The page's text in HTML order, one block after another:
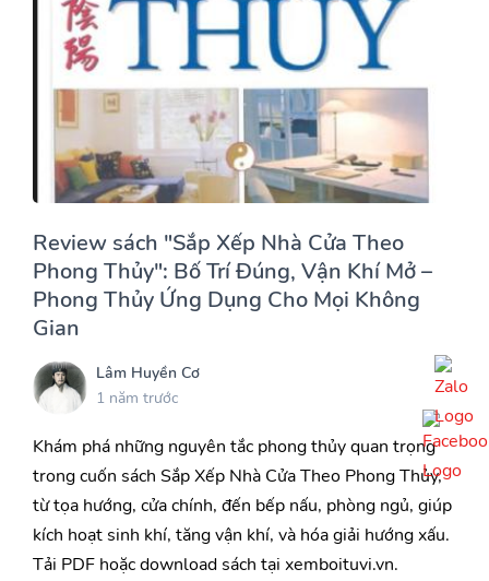
Review sách "Sắp Xếp Nhà Cửa Theo
Phong Thủy": Bố Trí Đúng, Vận Khí Mở –
Phong Thủy Ứng Dụng Cho Mọi Không
Gian
Lâm Huyền Cơ
1 năm trước
Khám phá những nguyên tắc phong thủy quan trọng
trong cuốn sách Sắp Xếp Nhà Cửa Theo Phong Thủy,
từ tọa hướng, cửa chính, đến bếp nấu, phòng ngủ, giúp
kích hoạt sinh khí, tăng vận khí, và hóa giải hướng xấu.
Tải PDF hoặc download sách tại xemboituvi.vn.